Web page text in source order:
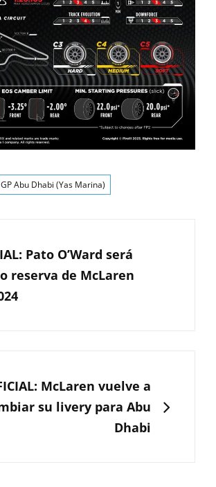
GP Abu Dhabi (Yas Marina)
Pato O’Ward será
reserva de McLaren
McLaren vuelve a
su livery para Abu
Dhabi